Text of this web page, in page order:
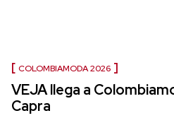
COLOMBIAMODA 2026
VEJA llega a
Capra